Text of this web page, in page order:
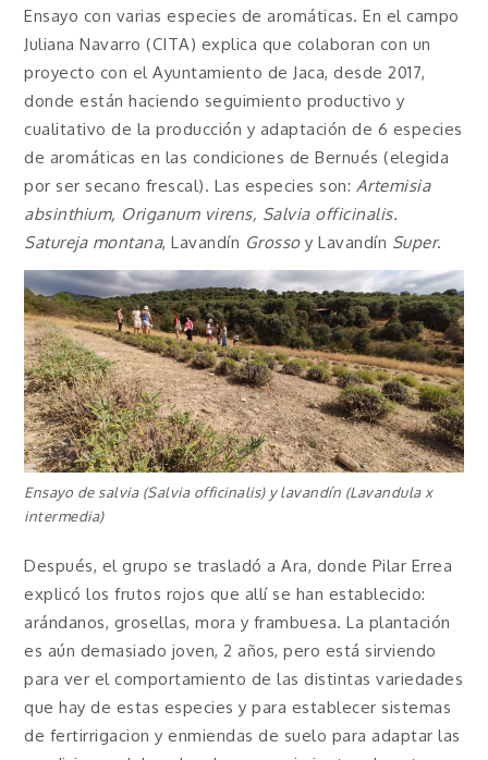
Ensayo con varias especies de aromáticas. En el campo
Juliana Navarro (CITA) explica que colaboran con un
proyecto con el Ayuntamiento de Jaca, desde 2017,
donde están haciendo seguimiento productivo y
cualitativo de la producción y adaptación de 6 especies
de aromáticas en las condiciones de Bernués (elegida
por ser secano frescal). Las especies son: Artemisia
absinthium, Origanum virens, Salvia officinalis.
Satureja montana, Lavandín Grossoy Lavandín Super.
Ensayo de salvia (Salvia officinalis) y lavandín (Lavandula x
intermedia)
Después, el grupo se trasladó a Ara, donde Pilar Errea
explicó los frutos rojos que allí se han establecido:
arándanos, grosellas, mora y frambuesa. La plantación
es aún demasiado joven, 2 años, pero está sirviendo
para ver el comportamiento de las distintas variedades
que hay de estas especies y para establecer sistemas
de fertirrigacion y enmiendas de suelo para adaptar las